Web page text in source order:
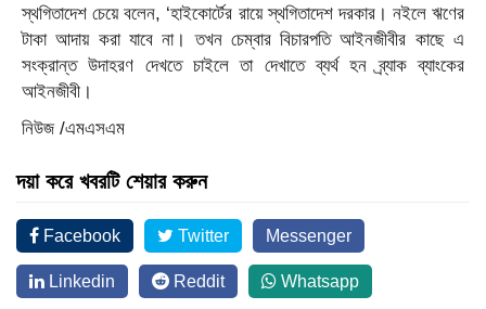
স্থগিতাদেশ চেয়ে বলেন, ‘হাইকোর্টের রায়ে স্থগিতাদেশ দরকার। নইলে ঋণের
টাকা আদায় করা যাবে না। তখন চেম্বার বিচারপতি আইনজীবীর কাছে এ
সংক্রান্ত উদাহরণ দেখতে চাইলে তা দেখাতে ব্যর্থ হন ব্র্যাক ব্যাংকের
আইনজীবী।
নিউজ /এমএসএম
দয়া করে খবরটি শেয়ার করুন
Facebook Twitter Messenger
Linkedin Reddit Whatsapp